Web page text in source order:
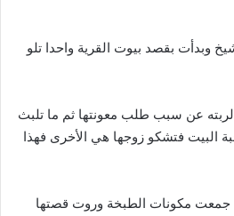
وبدأت بقصد بيوت القرية واحدا تلو
لربته عن سبب طلب معونتها ثم ما تلبث
البيت فتشكو زوجها هي الأخرى فهذا
جمعت مكونات الطبخة وروت قصتها